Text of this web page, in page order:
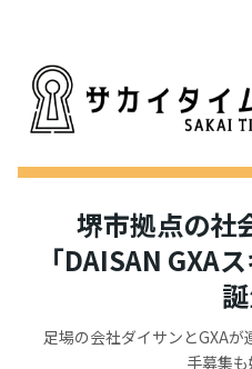
堺市拠点の社
「DAISAN GXA
足場の会社ダイサンとGXA
手募集